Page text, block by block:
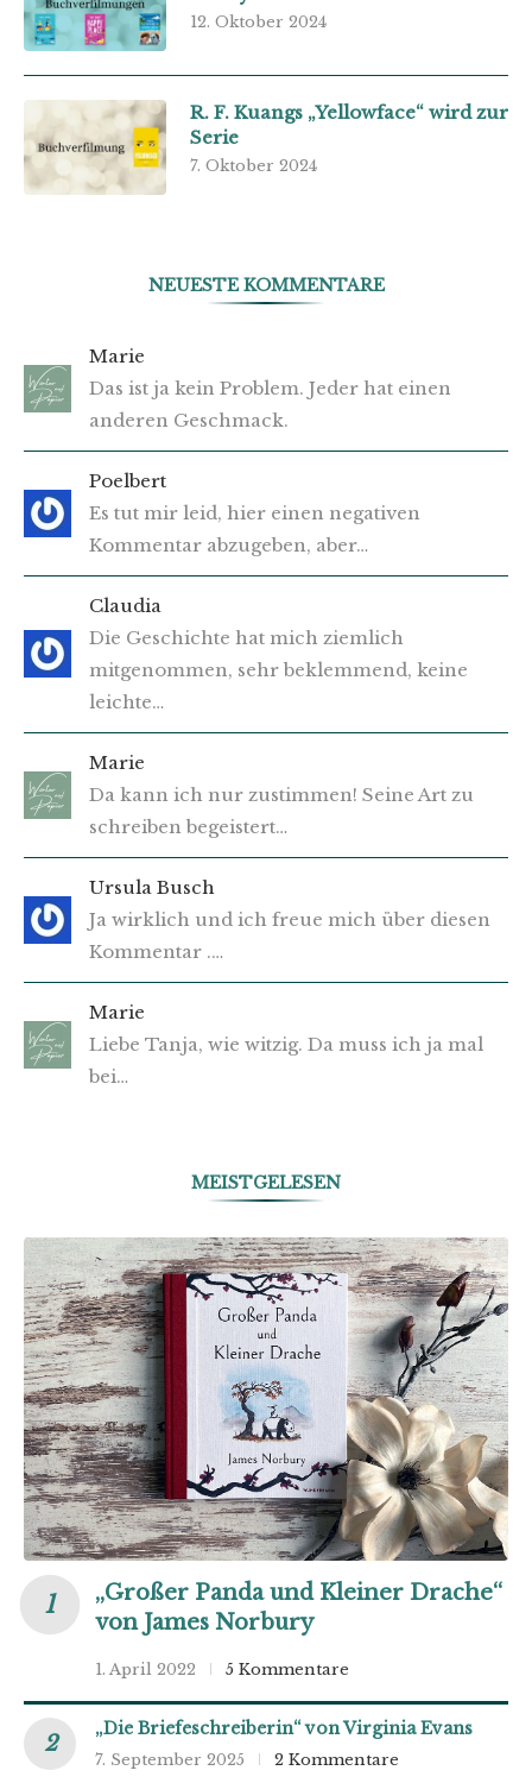
12. Oktober 2024
R. F. Kuangs „Yellowface“ wird zur
Serie
7. Oktober 2024
NEUESTE KOMMENTARE
Marie
Das ist ja kein Problem. Jeder hat einen
anderen Geschmack.
Poelbert
Es tut mir leid, hier einen negativen
Kommentar abzugeben, aber…
Claudia
Die Geschichte hat mich ziemlich
mitgenommen, sehr beklemmend, keine
leichte…
Marie
Da kann ich nur zustimmen! Seine Art zu
schreiben begeistert…
Ursula Busch
Ja wirklich und ich freue mich über diesen
Kommentar .…
Marie
Liebe Tanja, wie witzig. Da muss ich ja mal
bei…
MEISTGELESEN
„Großer Panda und Kleiner Drache“
von James Norbury
1. April 2022 5 Kommentare
„Die Briefeschreiberin“ von Virginia Evans
7. September 2025 2 Kommentare